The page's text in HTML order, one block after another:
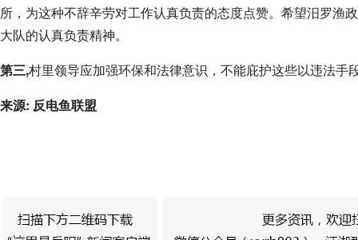
所，为这种不辞辛劳对工作认真负责的态度点赞。希望汨罗渔
大队的认真负责精神。
第三,村里领导应加强环保和法律意识，不能庇护这些以违法手
来源: 反电鱼联盟